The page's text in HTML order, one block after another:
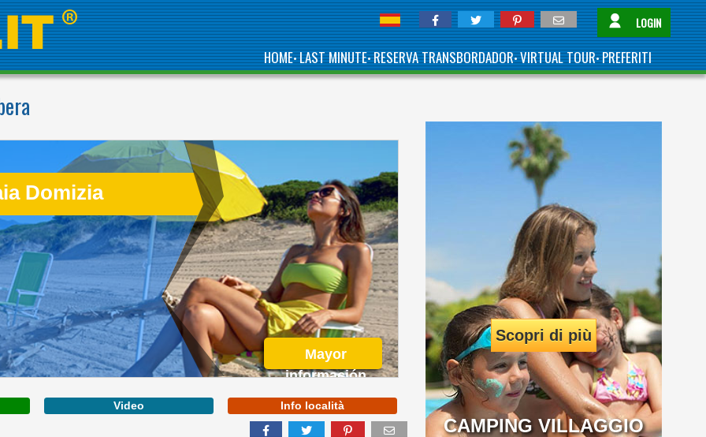
LOGIN
HOME•LAST MINUTE•RESERVA TRANSBORDADOR•VIRTUAL TOUR•PREFERITI
Domizia
Mayor
información
Video Info località
LONG LOCATED IN THE
BEAUTIFUL GOLFO DI
CAMPING VILLAGGIO
Scopri di più